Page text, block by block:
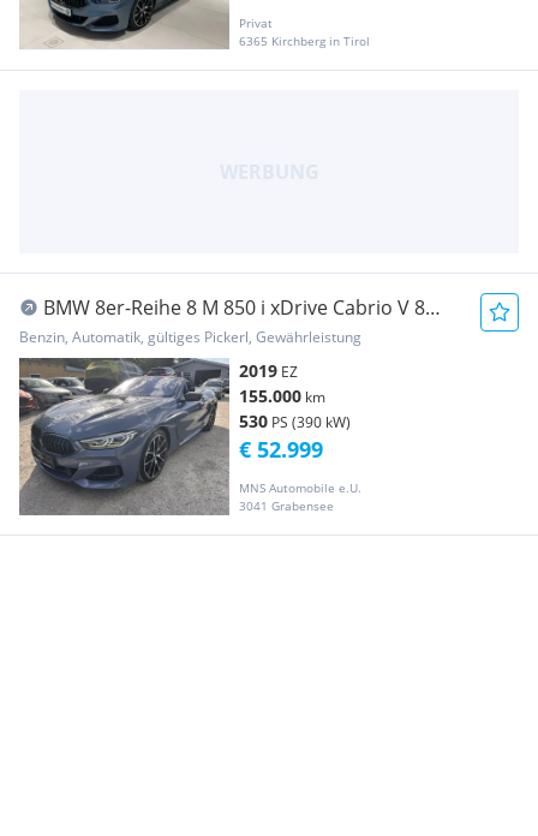
Privat
6365 Kirchberg in Tirol
BMW 8er-Reihe 8 M 850 i xDrive Cabrio V 8
Automatik Navigati...
Benzin, Automatik, gültiges Pickerl, Gewährleistung
2019 EZ
155.000 km
530 PS (390 kW)
MNS Automobile e.U.
3041 Grabensee
€ 52.999